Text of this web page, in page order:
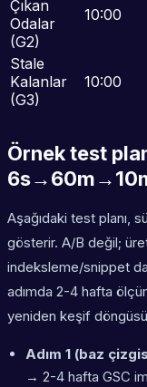
Çıkan
Odalar
(G2)
10:00
Stale
Kalanlar
(G3)
10:00
Örnek test
Aşağıdaki test planı,
gösterir. A/B değil;
indeksleme/snippet
adımda 2-4 hafta
yeniden keşif
Adım 1 (baz
→ 2-4 hafta GSC